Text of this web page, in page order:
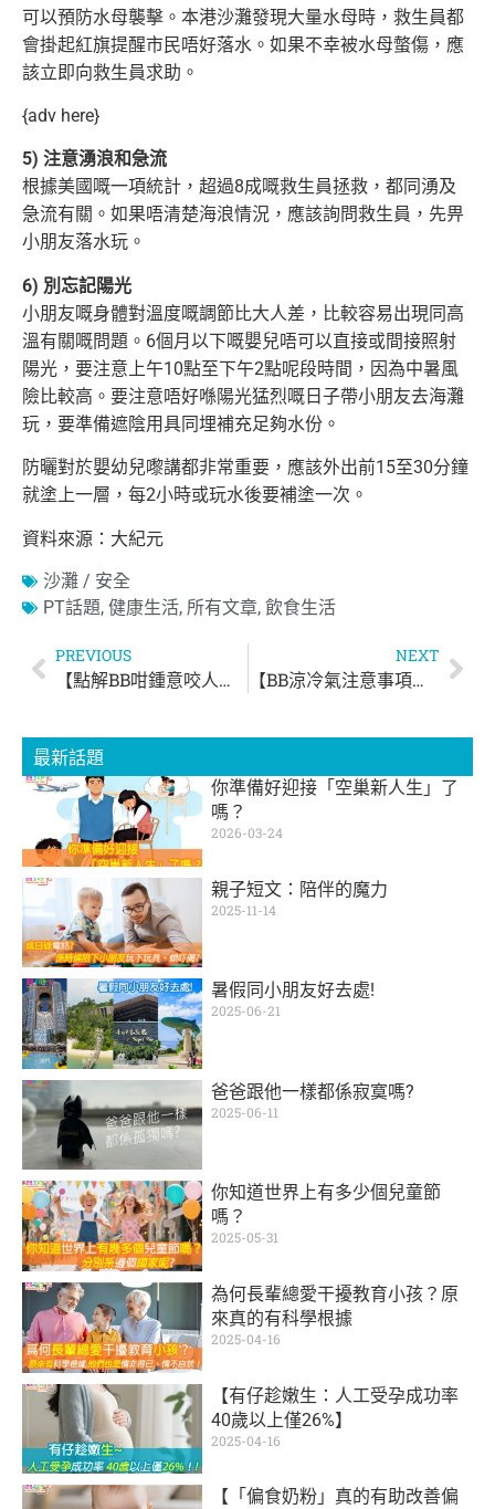
可以預防水母襲擊。本港沙灘發現大量水母時，救生員都
會掛起紅旗提醒市民唔好落水。 如果不幸被水母螫傷，應
該立即向救生員求助。
{adv here}
5) 注意湧浪和急流
根據美國嘅一項統計，超過8成嘅救生員拯救，都同湧及
急流有關。如果唔清楚海浪情況，應該詢問救生員，先畀
小朋友落水玩。
6) 別忘記陽光
小朋友嘅身體對溫度嘅調節比大人差，比較容易出現同高
溫有關嘅問題。6個月以下嘅嬰兒唔可以直接或間接照射
陽光，要注意上午10點至下午2點呢段時間，因為中暑風
險比較高。要注意唔好喺陽光猛烈嘅日子帶小朋友去海灘
玩，要準備遮陰用具同埋補充足夠水份。
防曬對於嬰幼兒嚟講都非常重要，應該外出前15至30分鐘
就塗上一層，每2小時或玩水後要補塗一次。
資料來源：大紀元
沙灘 / 安全
PT話題, 健康生活, 所有文章, 飲食生活
PREVIOUS
【點解BB咁鍾意咬人？】
NEXT
【BB涼冷氣注意事項】點先唔會吹到病？
最新話題
你準備好迎接「空巢新人生」了
嗎？
2026-03-24
親子短文：陪伴的魔力
2025-11-14
暑假同小朋友好去處!
2025-06-21
爸爸跟他一樣都係寂寞嗎?
2025-06-11
你知道世界上有多少個兒童節
嗎？
2025-05-31
為何長輩總愛干擾教育小孩？原
來真的有科學根據
2025-04-16
【有仔趁嫩生：人工受孕成功率
40歲以上僅26%】
2025-04-16
【「偏食奶粉」真的有助改善偏